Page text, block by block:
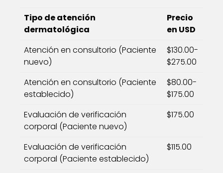
Tipo de atención
dermatológica
Precio
en USD
Atención en consultorio (Paciente
nuevo)
$130.00-
$275.00
Atención en consultorio (Paciente
establecido)
$80.00-
$175.00
Evaluación de verificación
corporal (Paciente nuevo)
$175.00
Evaluación de verificación
corporal (Paciente establecido)
$115.00